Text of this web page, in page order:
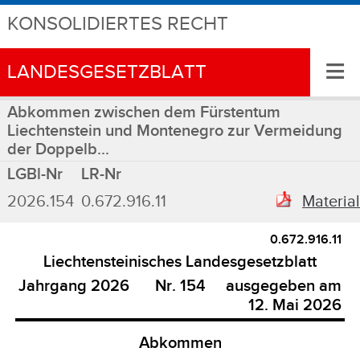
KONSOLIDIERTES RECHT
LANDESGESETZBLATT ≡
Abkommen zwischen dem Fürstentum
Liechtenstein und Montenegro zur Vermeidung
der Doppelb...
LGBl-Nr
LR-Nr
2026.154 0.672.916.11